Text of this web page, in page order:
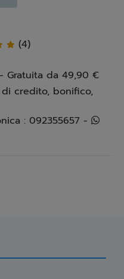
(4)
Gratuita da 49,90 €
credito, bonifico,
Info e assistenza telefonica : 092355657 -